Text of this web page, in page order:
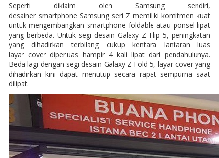
Seperti diklaim oleh Samsung sendiri,
desainer smartphone Samsung seri Z memiliki komitmen kuat
untuk mengembangkan smartphone foldable atau ponsel lipat
yang berbeda. Untuk segi desain Galaxy Z Flip 5, peningkatan
yang dihadirkan terbilang cukup kentara lantaran luas
layar cover diperluas hampir 4 kali lipat dari pendahulunya.
Beda lagi dengan segi desain Galaxy Z Fold 5, layar cover yang
dihadirkan kini dapat menutup secara rapat sempurna saat
dilipat.